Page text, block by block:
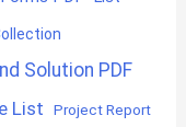
Solution PDF
List Project Report